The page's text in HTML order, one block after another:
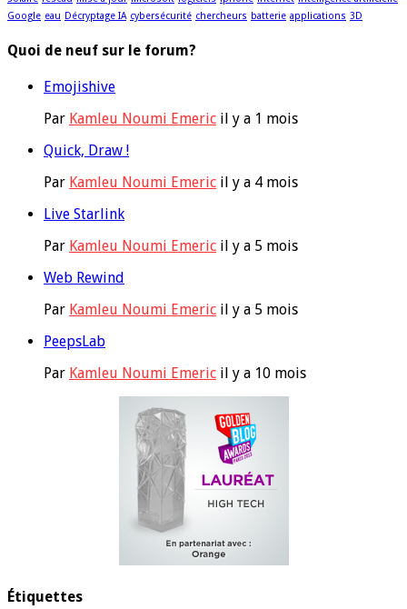
Google eau Décryptage IA cybersécurité chercheurs batterie applications 3D
Quoi de neuf sur le forum?
Emojishive
Par Kamleu Noumi Emeric il y a 1 mois
Quick, Draw !
Par Kamleu Noumi Emeric il y a 4 mois
Live Starlink
Par Kamleu Noumi Emeric il y a 5 mois
Web Rewind
Par Kamleu Noumi Emeric il y a 5 mois
PeepsLab
Par Kamleu Noumi Emeric il y a 10 mois
Étiquettes